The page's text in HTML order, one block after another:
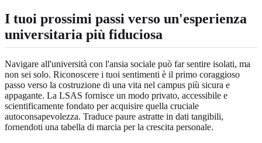
I tuoi prossimi passi verso un'esperienza
universitaria più fiduciosa
Navigare all'università con l'ansia sociale può far sentire isolati, ma
non sei solo. Riconoscere i tuoi sentimenti è il primo coraggioso
passo verso la costruzione di una vita nel campus più sicura e
appagante. La LSAS fornisce un modo privato, accessibile e
scientificamente fondato per acquisire quella cruciale
autoconsapevolezza. Traduce paure astratte in dati tangibili,
fornendoti una tabella di marcia per la crescita personale.